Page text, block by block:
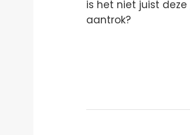
is het niet juist deze
aantrok?